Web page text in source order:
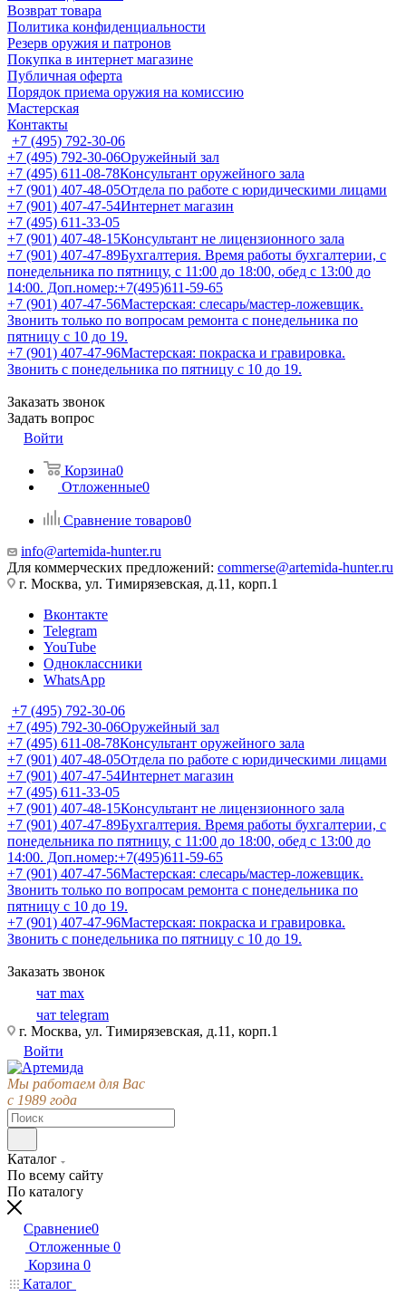
Возврат товара
Политика конфиденциальности
Резерв оружия и патронов
Покупка в интернет магазине
Публичная оферта
Порядок приема оружия на комиссию
Мастерская
Контакты
+7 (495) 792-30-06
+7 (495) 792-30-06Оружейный зал
+7 (495) 611-08-78Консультант оружейного зала
+7 (901) 407-48-05Отдела по работе с юридическими лицами
+7 (901) 407-47-54Интернет магазин
+7 (495) 611-33-05
+7 (901) 407-48-15Консультант не лицензионного зала
+7 (901) 407-47-89Бухгалтерия. Время работы бухгалтерии, с
понедельника по пятницу, с 11:00 до 18:00, обед с 13:00 до
14:00. Доп.номер:+7(495)611-59-65
+7 (901) 407-47-56Мастерская: слесарь/мастер-ложевщик.
Звонить только по вопросам ремонта с понедельника по
пятницу с 10 до 19.
+7 (901) 407-47-96Мастерская: покраска и гравировка.
Звонить с понедельника по пятницу с 10 до 19.
Заказать звонок
Задать вопрос
Войти
Корзина0
Отложенные0
Сравнение товаров0
info@artemida-hunter.ru
Для коммерческих предложений: commerse@artemida-hunter.ru
г. Москва, ул. Тимирязевская, д.11, корп.1
Вконтакте
Telegram
YouTube
Одноклассники
WhatsApp
+7 (495) 792-30-06
+7 (495) 792-30-06Оружейный зал
+7 (495) 611-08-78Консультант оружейного зала
+7 (901) 407-48-05Отдела по работе с юридическими лицами
+7 (901) 407-47-54Интернет магазин
+7 (495) 611-33-05
+7 (901) 407-48-15Консультант не лицензионного зала
+7 (901) 407-47-89Бухгалтерия. Время работы бухгалтерии, с
понедельника по пятницу, с 11:00 до 18:00, обед с 13:00 до
14:00. Доп.номер:+7(495)611-59-65
+7 (901) 407-47-56Мастерская: слесарь/мастер-ложевщик.
Звонить только по вопросам ремонта с понедельника по
пятницу с 10 до 19.
+7 (901) 407-47-96Мастерская: покраска и гравировка.
Звонить с понедельника по пятницу с 10 до 19.
Заказать звонок
чат max
чат telegram
г. Москва, ул. Тимирязевская, д.11, корп.1
Войти
Мы работаем для Вас
с 1989 года
Каталог
По всему сайту
По каталогу
Сравнение0
Отложенные 0
Корзина 0
Каталог